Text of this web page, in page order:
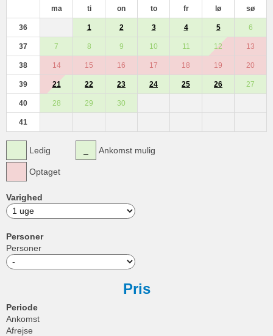
ma ti on to fr lø sø
36 1 2 3 4 5 6
37 7 8 9 10 11 12 13
38 14 15 16 17 18 19 20
39 21 22 23 24 25 26 27
40 28 29 30
41
Ledig
Optaget
Ankomst mulig
Varighed
Personer
Personer
Pris
Periode
Ankomst
Afrejse